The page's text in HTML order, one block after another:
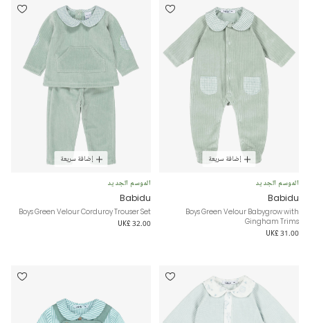
إضافة سريعة
الموسم الجديد
Babidu
Boys Green Velour Babygrow with
Gingham Trims
UK£ 31.00
إضافة سريعة
الموسم الجديد
Babidu
Boys Green Velour Corduroy Trouser Set
UK£ 32.00